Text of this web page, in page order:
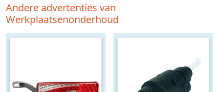
Andere advertenties van
Werkplaatsenonderhoud